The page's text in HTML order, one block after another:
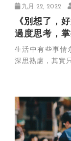
九月 22, 2022
《別想了，
過度思考，
生活中有些事情
深思熟慮，其實